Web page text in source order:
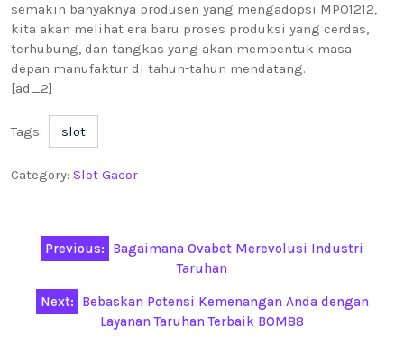
semakin banyaknya produsen yang mengadopsi MPO1212,
kita akan melihat era baru proses produksi yang cerdas,
terhubung, dan tangkas yang akan membentuk masa
depan manufaktur di tahun-tahun mendatang.
[ad_2]
Tags: slot
Category: Slot Gacor
Post
navigation
Previous:
Bagaimana Ovabet Merevolusi Industri
Taruhan
Next:
Bebaskan Potensi Kemenangan Anda dengan
Layanan Taruhan Terbaik BOM88